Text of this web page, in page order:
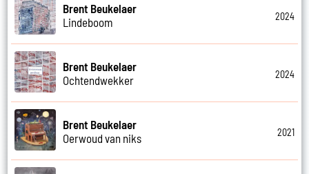
Brent Beukelaer
Lindeboom
2024
Brent Beukelaer
Ochtendwekker
2024
Brent Beukelaer
Oerwoud van niks
2021